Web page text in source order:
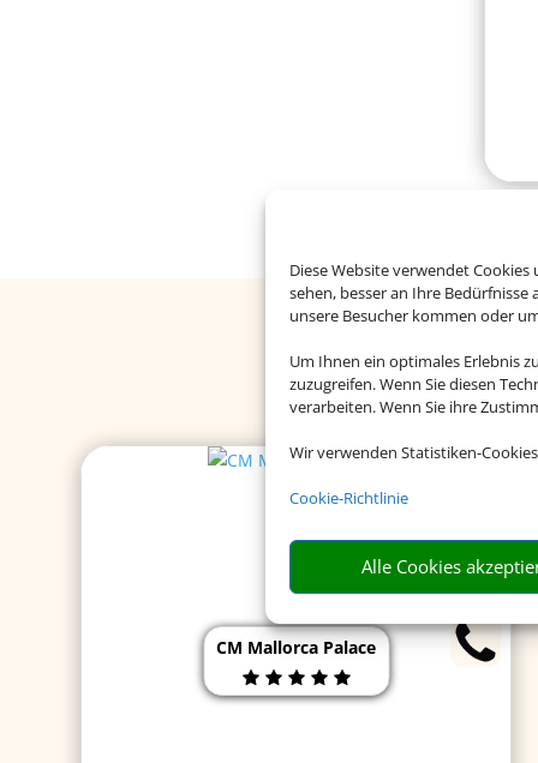
Diese Website verwendet
sehen, besser an Ihre
unsere Besucher kommen oder
Um Ihnen ein optimales Erlebnis
zuzugreifen. Wenn Sie diesen
verarbeiten. Wenn Sie ihre
Wir verwenden Statistiken-
Cookie-Richtlinie
Alle Cookies
Buchen
CM Mallorca Palace